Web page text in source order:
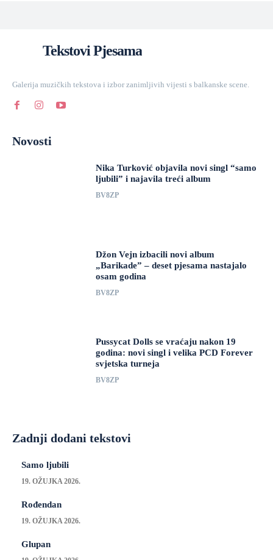
Tekstovi Pjesama
Galerija muzičkih tekstova i izbor zanimljivih vijesti s balkanske scene.
Novosti
Nika Turković objavila novi singl “samo
ljubili” i najavila treći album
BV8ZP
Džon Vejn izbacili novi album
„Barikade” – deset pjesama nastajalo
osam godina
BV8ZP
Pussycat Dolls se vraćaju nakon 19
godina: novi singl i velika PCD Forever
svjetska turneja
BV8ZP
Zadnji dodani tekstovi
Samo ljubili
19. OŽUJKA 2026.
Rođendan
19. OŽUJKA 2026.
Glupan